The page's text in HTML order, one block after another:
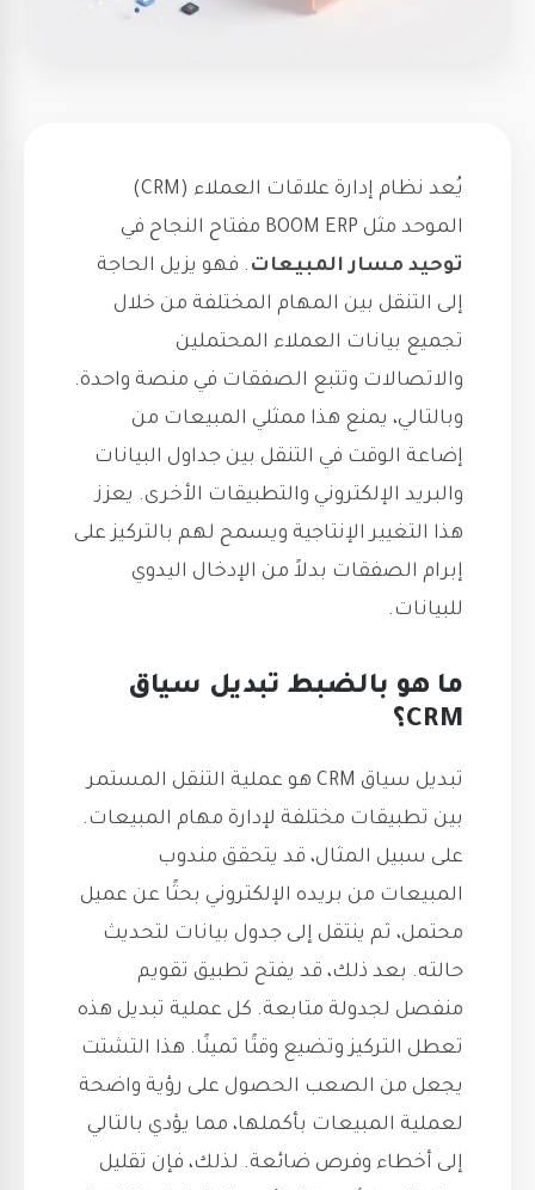
يُعد نظام إدارة علاقات العملاء (CRM)
الموحد مثل BOOM ERP مفتاح النجاح في
توحيد مسار المبيعات . فهو يزيل الحاجة
إلى التنقل بين المهام المختلفة من خلال
تجميع بيانات العملاء المحتملين
والاتصالات وتتبع الصفقات في منصة واحدة.
وبالتالي، يمنع هذا ممثلي المبيعات من
إضاعة الوقت في التنقل بين جداول البيانات
والبريد الإلكتروني والتطبيقات الأخرى. يعزز
هذا التغيير الإنتاجية ويسمح لهم بالتركيز على
إبرام الصفقات بدلاً من الإدخال اليدوي
للبيانات.
ما هو بالضبط تبديل سياق
CRM؟
تبديل سياق CRM هو عملية التنقل المستمر
بين تطبيقات مختلفة لإدارة مهام المبيعات.
على سبيل المثال، قد يتحقق مندوب
المبيعات من بريده الإلكتروني بحثًا عن عميل
محتمل، ثم ينتقل إلى جدول بيانات لتحديث
حالته. بعد ذلك، قد يفتح تطبيق تقويم
منفصل لجدولة متابعة. كل عملية تبديل هذه
تعطل التركيز وتضيع وقتًا ثمينًا. هذا التشتت
يجعل من الصعب الحصول على رؤية واضحة
لعملية المبيعات بأكملها، مما يؤدي بالتالي
إلى أخطاء وفرص ضائعة. لذلك، فإن تقليل